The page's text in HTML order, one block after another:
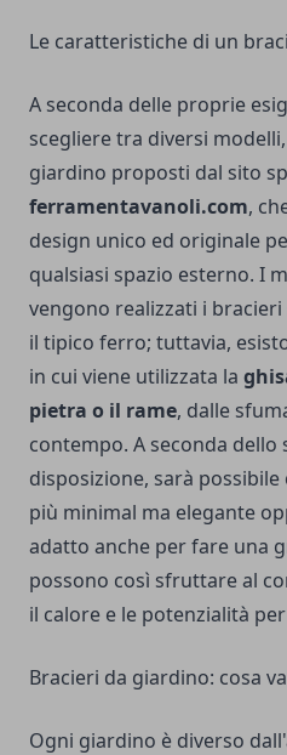
Le caratteristiche di un
A seconda delle proprie
scegliere tra diversi
giardino proposti dal sito
ferramentavanoli.com,
design unico ed originale
qualsiasi spazio esterno. I
vengono realizzati i
il tipico ferro; tuttavia,
in cui viene utilizzata la
pietra o il rame, dalle
contempo. A seconda dello
disposizione, sarà
più minimal ma elegante
adatto anche per fare una
possono così sfruttare al
il calore e le potenzialità
Bracieri da giardino: cosa
Ogni giardino è diverso